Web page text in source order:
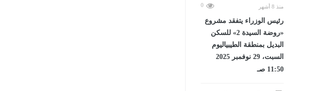
منذ 8 أشهر 0
رئيس الوزراء يتفقد مشروع
«روضة السيدة 2» للسكن
البديل بمنطقة الطيبياليوم
السبت، 29 نوفمبر 2025
11:50 صـ